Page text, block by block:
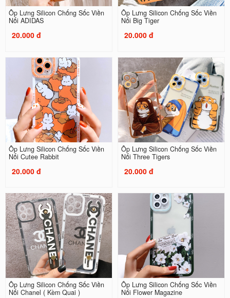
Ốp Lưng Silicon Chống Sốc Viền
Nổi ADIDAS
20.000 đ
Ốp Lưng Silicon Chống Sốc Viền
Nổi Big Tiger
20.000 đ
Ốp Lưng Silicon Chống Sốc Viền
Nổi Cutee Rabbit
20.000 đ
Ốp Lưng Silicon Chống Sốc Viền
Nổi Three Tigers
20.000 đ
Ốp Lưng Silicon Chống Sốc Viền
Nổi Chanel ( Kèm Quai )
Ốp Lưng Silicon Chống Sốc Viền
Nổi Flower Magazine